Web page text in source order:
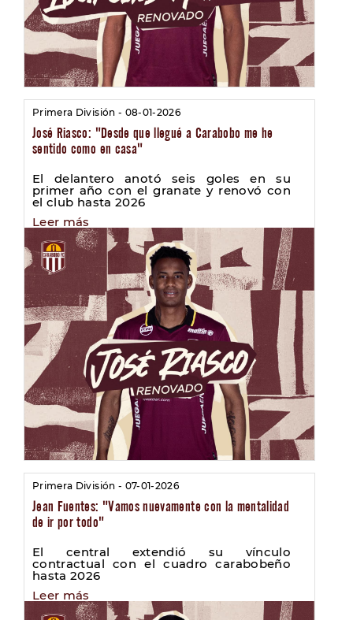
Primera División - 08-01-2026
José Riasco: "Desde que llegué a Carabobo me he
sentido como en casa"
El delantero anotó seis goles en su
primer año con el granate y renovó con
el club hasta 2026
Leer más
Primera División - 07-01-2026
Jean Fuentes: "Vamos nuevamente con la mentalidad
de ir por todo"
El central extendió su vínculo
contractual con el cuadro carabobeño
hasta 2026
Leer más